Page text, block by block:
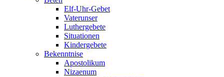
Elf-Uhr-Gebet
Vaterunser
Luthergebete
Situationen
Kindergebete
Bekenntnise
Apostolikum
Nizaenum